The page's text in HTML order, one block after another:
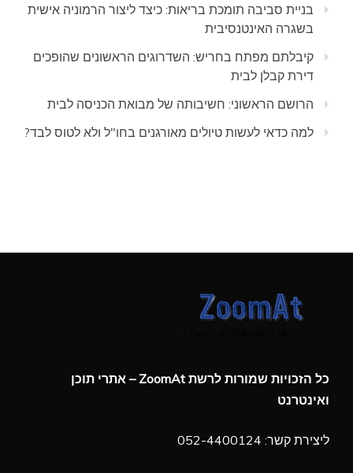
בניית סביבה תומכת בריאות: כיצד ליצור הרמוניה אישית
בשגרה האינטנסיבית
קיבלתם מפתח בחריש: השדרוגים הראשונים שהופכים
דירת קבלן לבית
הרושם הראשוני: חשיבותה של מבואת הכניסה לבית
למה כדאי לעשות טיולים מאורגנים בחו"ל ולא לטוס לבד?
כל הזכויות שמורות לרשת ZoomAt – אתרי תוכן
ואינטרנט
ליצירת קשר: 052-4400124